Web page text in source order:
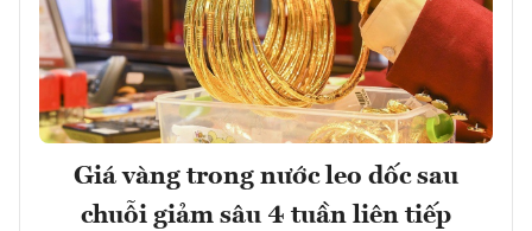
Giá vàng trong nước leo dốc sau
chuỗi giảm sâu 4 tuần liên tiếp